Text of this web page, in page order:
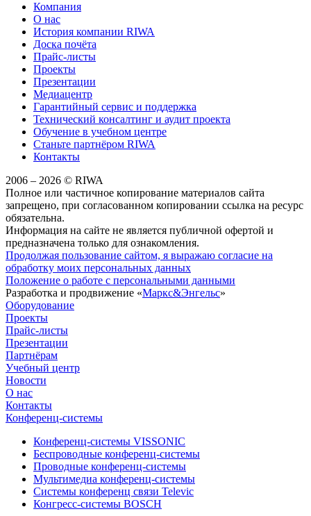
Компания
О нас
История компании RIWA
Доска почёта
Прайс-листы
Проекты
Презентации
Медиацентр
Гарантийный сервис и поддержка
Технический консалтинг и аудит проекта
Обучение в учебном центре
Станьте партнёром RIWA
Контакты
2006 – 2026 © RIWA
Полное или частичное копирование материалов сайта
запрещено, при согласованном копировании ссылка на ресурс
обязательна.
Информация на сайте не является публичной офертой и
предназначена только для ознакомления.
Продолжая пользование сайтом, я выражаю согласие на
обработку моих персональных данных
Положение о работе с персональными данными
Разработка и продвижение «Маркс&Энгельс»
Оборудование
Проекты
Прайс-листы
Презентации
Партнёрам
Учебный центр
Новости
О нас
Контакты
Конференц-системы
Конференц-системы VISSONIC
Беспроводные конференц-системы
Проводные конференц-системы
Мультимедиа конференц-системы
Системы конференц связи Televic
Конгресс-системы BOSCH